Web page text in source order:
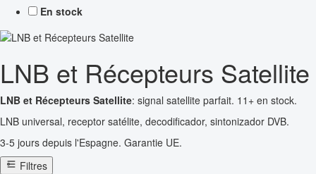
En stock
LNB et Récepteurs Satellite
LNB et Récepteurs Satellite: signal satellite parfait. 11+ en stock.
LNB universal, receptor satélite, decodificador, sintonizador DVB.
3-5 jours depuis l'Espagne. Garantie UE.
Filtres